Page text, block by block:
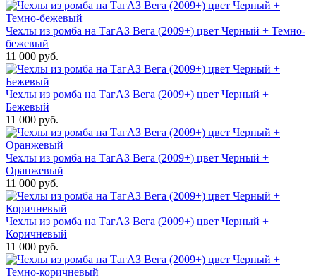
Чехлы из ромба на ТагАЗ Вега (2009+) цвет Черный + Темно-
бежевый
11 000 руб.
Чехлы из ромба на ТагАЗ Вега (2009+) цвет Черный +
Бежевый
11 000 руб.
Чехлы из ромба на ТагАЗ Вега (2009+) цвет Черный +
Оранжевый
11 000 руб.
Чехлы из ромба на ТагАЗ Вега (2009+) цвет Черный +
Коричневый
11 000 руб.